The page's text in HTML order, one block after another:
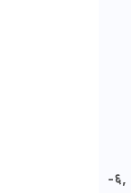
-६,